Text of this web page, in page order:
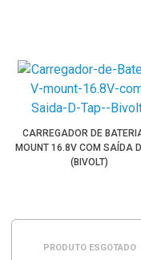
CARREGADOR DE
MOUNT 16.8V COM SAÍDA
(BIVOLT)
PRODUTO ESGOTADO